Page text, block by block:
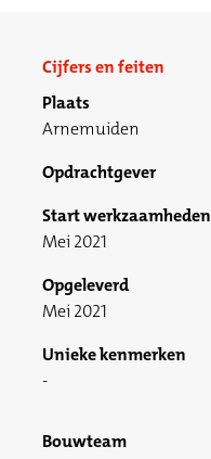
Cijfers en feiten
Plaats
Arnemuiden
Opdrachtgever
Start werkzaamheden
Mei 2021
Opgeleverd
Mei 2021
Unieke kenmerken
Bouwteam